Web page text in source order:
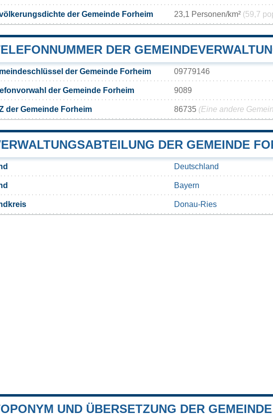
der Gemeinde Forheim 23,1 Personen/km² (59,7
DER
der Gemeinde Forheim 09779146
der Gemeinde Forheim 9089
der Gemeinde Forheim 86735 (Eine andere
DER GEMEINDE
Deutschland
Bayern
Donau-Ries
UND ÜBERSETZUNG DER